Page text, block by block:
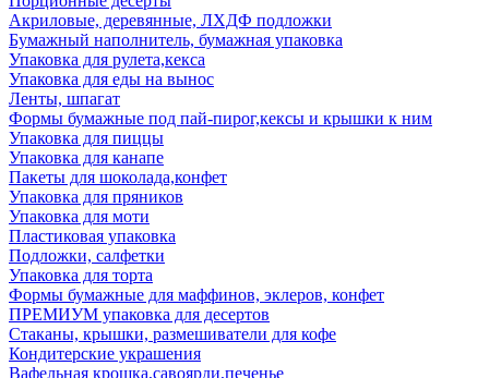
Акриловые, деревянные, ЛХДФ подложки
Бумажный наполнитель, бумажная упаковка
Упаковка для рулета,кекса
Упаковка для еды на вынос
Ленты, шпагат
Формы бумажные под пай-пирог,кексы и крышки к ним
Упаковка для пиццы
Упаковка для канапе
Пакеты для шоколада,конфет
Упаковка для пряников
Упаковка для моти
Пластиковая упаковка
Подложки, салфетки
Упаковка для торта
Формы бумажные для маффинов, эклеров, конфет
ПРЕМИУМ упаковка для десертов
Стаканы, крышки, размешиватели для кофе
Кондитерские украшения
Вафельная крошка,савоярди,печенье